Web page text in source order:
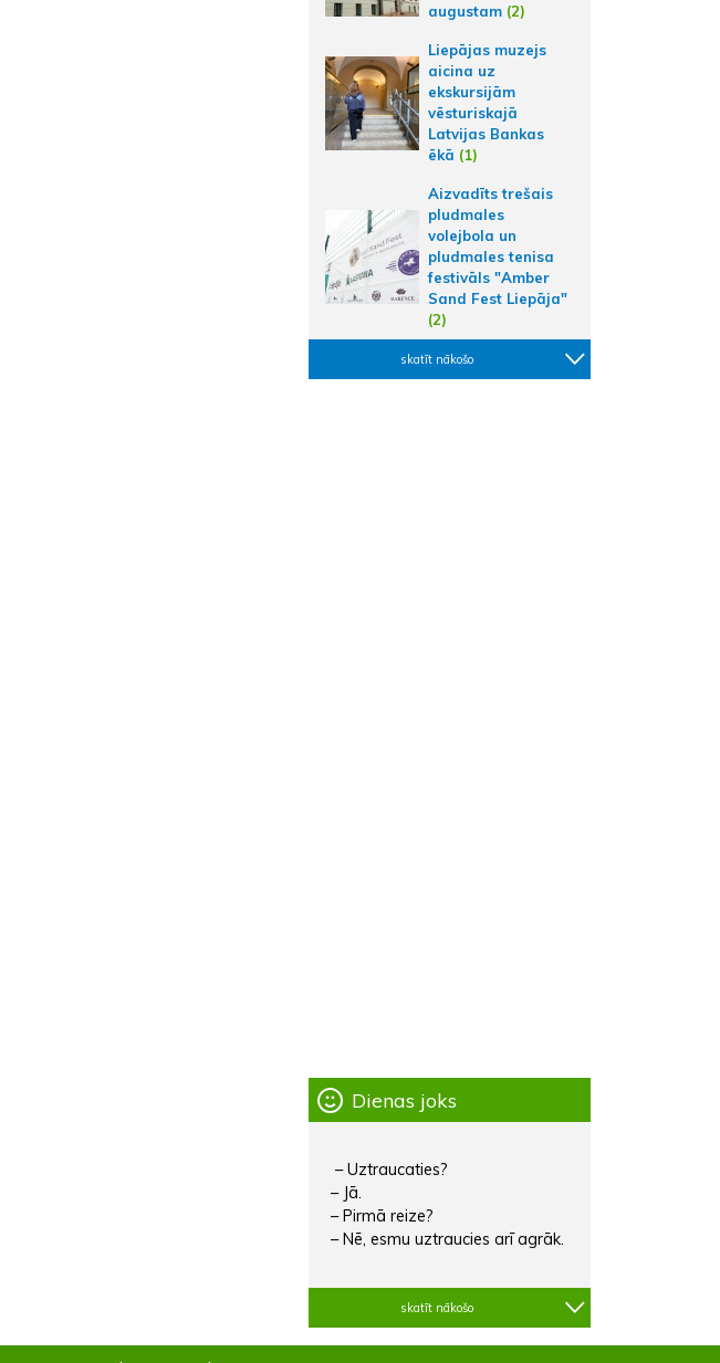
augustam (2)
Liepājas muzejs
aicina uz
ekskursijām
vēsturiskajā
Latvijas Bankas
ēkā (1)
Aizvadīts trešais
pludmales
volejbola un
pludmales tenisa
festivāls "Amber
Sand Fest Liepāja"
(2)
skatīt nākošo
Dienas joks
– Uztraucaties?
– Jā.
– Pirmā reize?
– Nē, esmu uztraucies arī agrāk.
skatīt nākošo